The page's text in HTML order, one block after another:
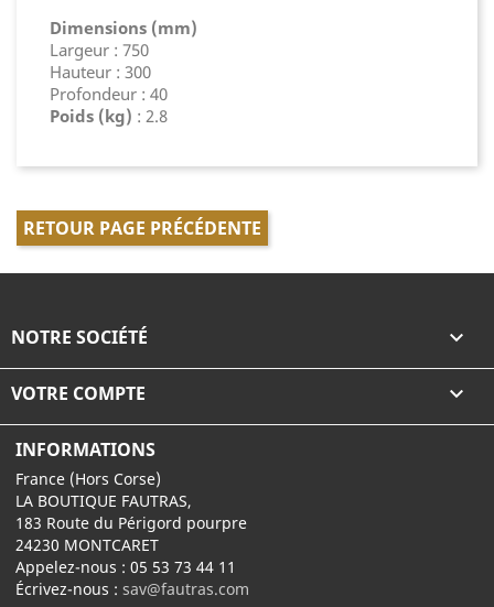
Dimensions (mm)
Largeur : 750
Hauteur : 300
Profondeur : 40
Poids (kg) : 2.8
RETOUR PAGE PRÉCÉDENTE
NOTRE SOCIÉTÉ 
VOTRE COMPTE 
INFORMATIONS
France (Hors Corse)
LA BOUTIQUE FAUTRAS,
183 Route du Périgord pourpre
24230 MONTCARET
Appelez-nous :05 53 73 44 11
Écrivez-nous :sav@fautras.com